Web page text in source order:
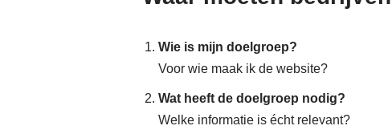
Wie is mijn doelgroep?
Voor wie maak ik de website?
Wat heeft de doelgroep nodig?
Welke informatie is écht relevant?